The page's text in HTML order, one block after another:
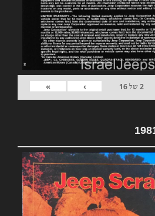
2של16
›
»